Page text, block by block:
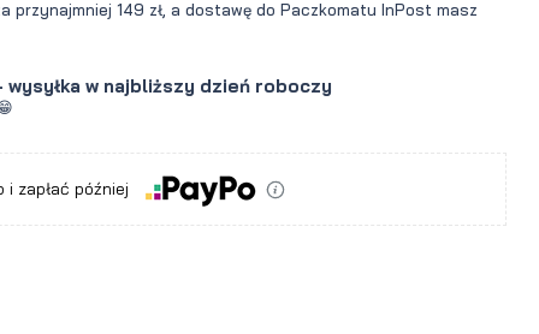
przynajmniej 149 zł, a dostawę do Paczkomatu InPost masz
w najbliższy dzień roboczy
i zapłać później